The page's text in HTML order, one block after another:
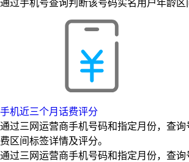
手机近三个月话费评分
通过三网运营商手机号码和指定月份，查
费区间标签详情及评分。
通过三网运营商手机号码和指定月份，查